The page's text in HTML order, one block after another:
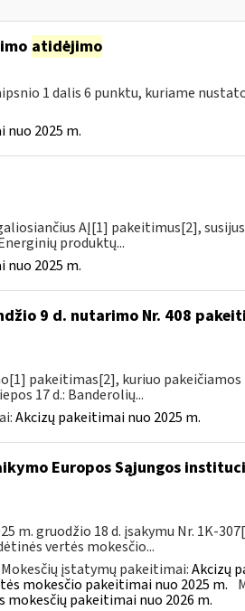
atidėjimo
1 dalis 6 punktu, kuriame
2025 m.
AĮ[1] pakeitimus[2],
produktų...
2025 m.
9 d. nutarimo Nr. 408
pakeitimas[2], kuriuo
17 d.: Banderolių...
Akcizų pakeitimai nuo 2025 m.
Europos Sąjungos
m. gruodžio 18 d. įsakymu Nr. 1K-
vertės mokesčio...
Mokesčių įstatymų pakeitimai:Akcizų
mokesčio pakeitimai nuo 2025 m.
pakeitimai nuo 2026 m.